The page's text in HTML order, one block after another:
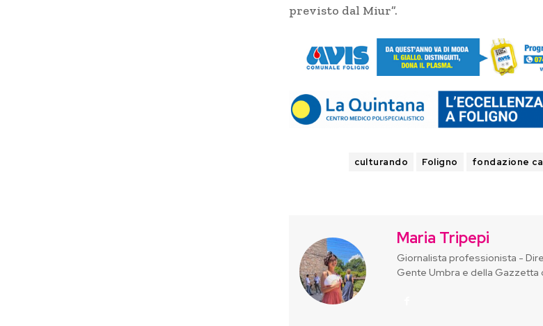
previsto dal Miur”.
culturando Foligno fondazione
Maria Tripepi
Giornalista professionista -
Gente Umbra e della Gazzetta